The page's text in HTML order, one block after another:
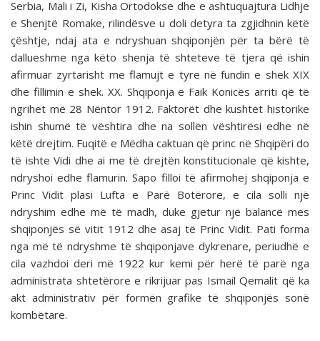
Serbia, Mali i Zi, Kisha Ortodokse dhe e ashtuquajtura Lidhje
e Shenjtë Romake, rilindësve u doli detyra ta zgjidhnin këtë
çështje, ndaj ata e ndryshuan shqiponjën për ta bërë të
dallueshme nga këto shenja të shteteve të tjera që ishin
afirmuar zyrtarisht me flamujt e tyre në fundin e shek XIX
dhe fillimin e shek. XX. Shqiponja e Faik Konicës arriti që të
ngrihet më 28 Nëntor 1912. Faktorët dhe kushtet historike
ishin shumë të vështira dhe na sollën vështirësi edhe në
këtë drejtim. Fuqitë e Mëdha caktuan që princ në Shqipëri do
të ishte Vidi dhe ai me të drejtën konstitucionale që kishte,
ndryshoi edhe flamurin. Sapo filloi të afirmohej shqiponja e
Princ Vidit plasi Lufta e Parë Botërore, e cila solli një
ndryshim edhe më të madh, duke gjetur një balancë mes
shqiponjës së vitit 1912 dhe asaj të Princ Vidit. Pati forma
nga më të ndryshme të shqiponjave dykrenare, periudhë e
cila vazhdoi deri më 1922 kur kemi për herë të parë nga
administrata shtetërore e rikrijuar pas Ismail Qemalit që ka
akt administrativ për formën grafike të shqiponjës sonë
kombëtare.